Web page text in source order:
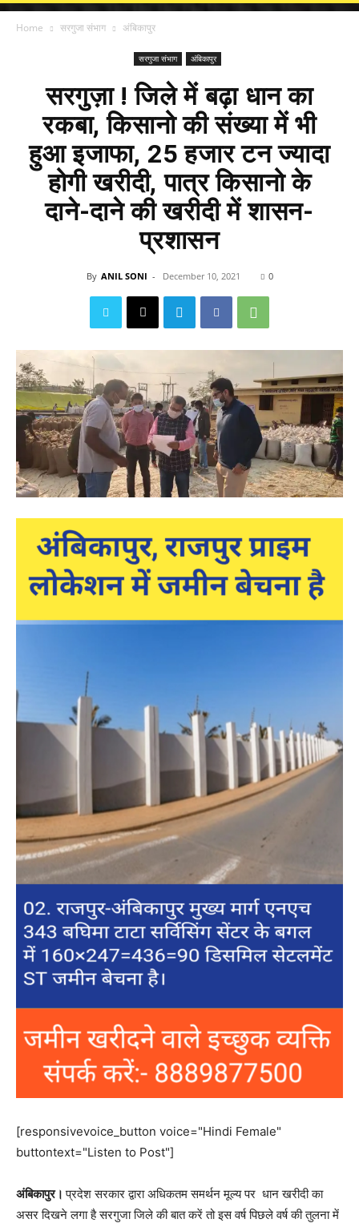
Home सरगुजा संभाग अंबिकापुर
सरगुजा संभाग अंबिकापुर
सरगुज़ा ! जिले में बढ़ा धान का
रकबा, किसानो की संख्या में भी
हुआ इजाफा, 25 हजार टन ज्यादा
होगी खरीदी, पात्र किसानो के
दाने-दाने की खरीदी में शासन-
प्रशासन
By ANIL SONI - December 10, 2021 0
[responsivevoice_button voice="Hindi Female"
buttontext="Listen to Post"]
अंबिकापुर।प्रदेश सरकार द्वारा अधिकतम समर्थन मूल्य पर धान खरीदी का
असर दिखने लगा है सरगुजा जिले की बात करें तो इस वर्ष पिछले वर्ष की तुलना में